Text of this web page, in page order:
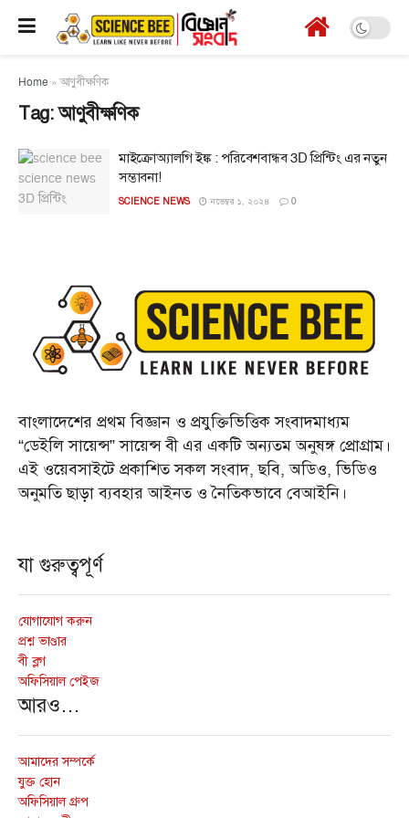
Home »আণুবীক্ষণিক
Tag:আণুবীক্ষণিক
মাইক্রোঅ্যালগি ইঙ্ক : পরিবেশবান্ধব 3D প্রিন্টিং এর নতুন
সম্ভাবনা!
SCIENCE NEWS নভেম্বর ১, ২০২৪ 0
বাংলাদেশের প্রথম বিজ্ঞান ও প্রযুক্তিভিত্তিক সংবাদমাধ্যম
“ডেইলি সায়েন্স” সায়েন্স বী এর একটি অন্যতম অনুষঙ্গ প্রোগ্রাম।
এই ওয়েবসাইটে প্রকাশিত সকল সংবাদ, ছবি, অডিও, ভিডিও
অনুমতি ছাড়া ব্যবহার আইনত ও নৈতিকভাবে বেআইনি।
যা গুরুত্বপূর্ণ
যোগাযোগ করুন
প্রশ্ন ভাণ্ডার
বী ব্লগ
অফিসিয়াল পেইজ
আরও…
আমাদের সম্পর্কে
যুক্ত হোন
অফিসিয়াল গ্রুপ